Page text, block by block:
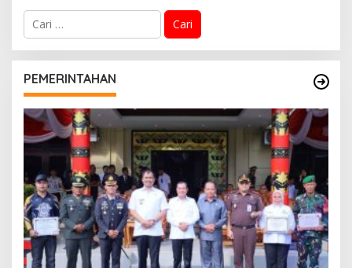
C
i
u
n
u
k
:
PEMERINTAHAN